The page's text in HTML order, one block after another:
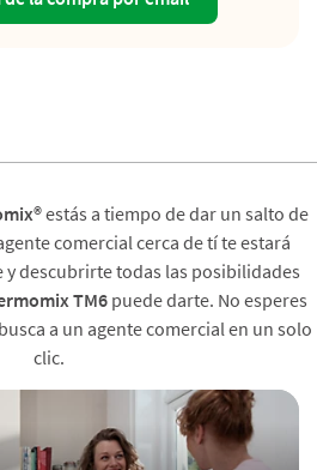
estás a tiempo de dar un salto de
comercial cerca de tí te estará
descubrirte todas las posibilidades
TM6puede darte. No esperes
a un agente comercial en un solo
clic.